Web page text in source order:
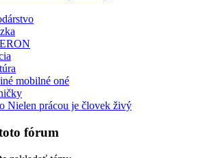
mobilné oné
Nielen prácou je človek živý
fórum